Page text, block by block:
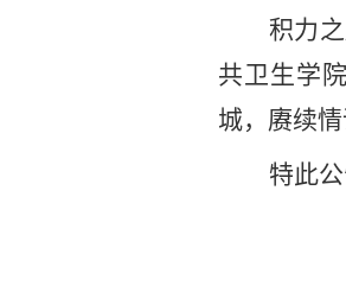
积力
共卫生学
城，赓续
特此